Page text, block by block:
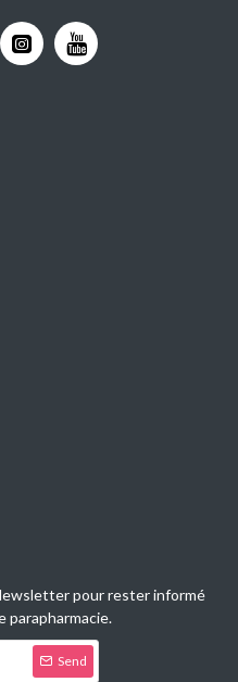
pour rester informé
Send